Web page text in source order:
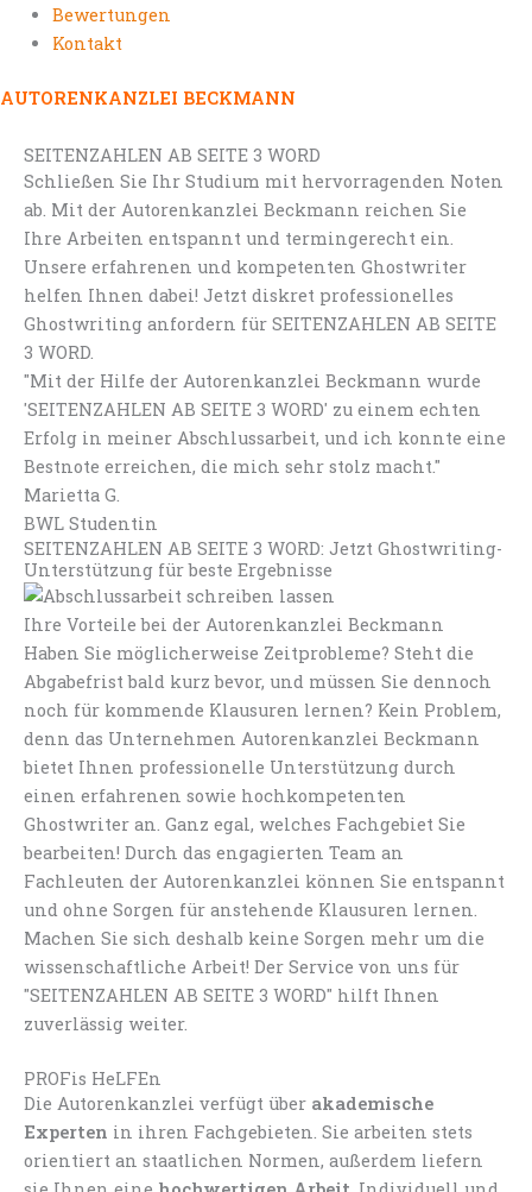
Bewertungen
Kontakt
AUTORENKANZLEI BECKMANN
SEITENZAHLEN AB SEITE 3 WORD
Schließen Sie Ihr Studium mit hervorragenden Noten
ab. Mit der Autorenkanzlei Beckmann reichen Sie
Ihre Arbeiten entspannt und termingerecht ein.
Unsere erfahrenen und kompetenten Ghostwriter
helfen Ihnen dabei! Jetzt diskret professionelles
Ghostwriting anfordern für SEITENZAHLEN AB SEITE
3 WORD.
"Mit der Hilfe der Autorenkanzlei Beckmann wurde
'SEITENZAHLEN AB SEITE 3 WORD' zu einem echten
Erfolg in meiner Abschlussarbeit, und ich konnte eine
Bestnote erreichen, die mich sehr stolz macht."
Marietta G.
BWL Studentin
SEITENZAHLEN AB SEITE 3 WORD: Jetzt Ghostwriting-
Unterstützung für beste Ergebnisse
Ihre Vorteile bei der Autorenkanzlei Beckmann
Haben Sie möglicherweise Zeitprobleme? Steht die
Abgabefrist bald kurz bevor, und müssen Sie dennoch
noch für kommende Klausuren lernen? Kein Problem,
denn das Unternehmen Autorenkanzlei Beckmann
bietet Ihnen professionelle Unterstützung durch
einen erfahrenen sowie hochkompetenten
Ghostwriter an. Ganz egal, welches Fachgebiet Sie
bearbeiten! Durch das engagierten Team an
Fachleuten der Autorenkanzlei können Sie entspannt
und ohne Sorgen für anstehende Klausuren lernen.
Machen Sie sich deshalb keine Sorgen mehr um die
wissenschaftliche Arbeit! Der Service von uns für
"SEITENZAHLEN AB SEITE 3 WORD" hilft Ihnen
zuverlässig weiter.
PROFis HeLFEn
Die Autorenkanzlei verfügt über akademische
Experten in ihren Fachgebieten. Sie arbeiten stets
orientiert an staatlichen Normen, außerdem liefern